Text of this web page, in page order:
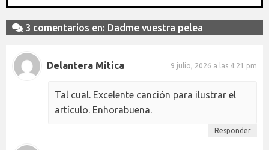
3 comentarios en: Dadme vuestra pelea
Delantera Mitica 9 julio, 2026 a las 4:21 pm
Tal cual. Excelente canción para ilustrar el
artículo. Enhorabuena.
Responder